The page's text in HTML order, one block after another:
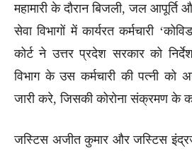
महामारी के दौरान बिजली, जल
सेवा विभागों में कार्यरत कर्मचारी
कोर्ट ने उत्तर प्रदेश सरकार को
विभाग के उस कर्मचारी की पत्नी को
जारी करे, जिसकी कोरोना संक्रमण के
जस्टिस अजीत कुमार और जस्टिस